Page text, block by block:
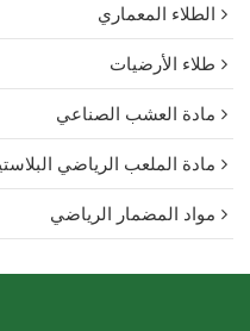
الطلاء المعماري
طلاء الأرضيات
مادة العشب الصناعي
مادة الملعب الرياضي
مواد المضمار الرياضي